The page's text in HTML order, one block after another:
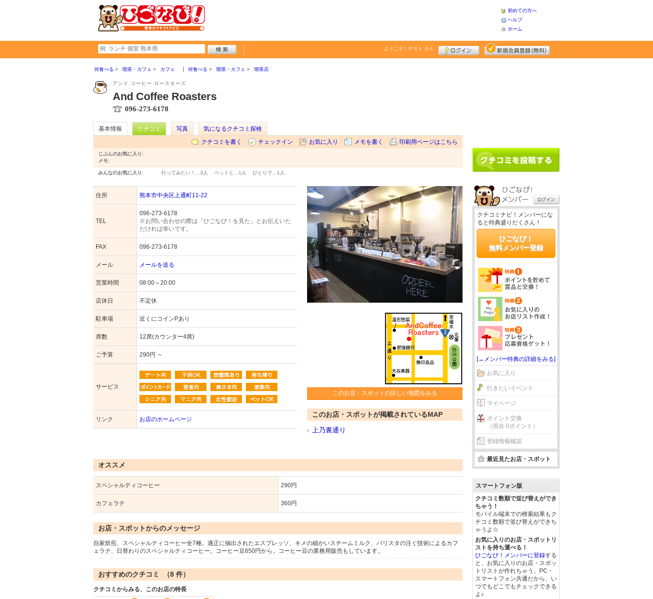
初めての方へ
ヘルプ
ホーム
ようこそ！ ゲスト さん
何食べる 喫茶・カフェ カフェ 何食べる 喫茶・カフェ 喫茶店
アンド コーヒー ロースターズ
And Coffee Roasters
096-273-6178
基本情報 クチコミ 写真
気になるクチコミ探検
クチコミを書く
チェックイン お気に入り メモを書く 印刷用ページはこちら
じぶんのお気に入り:
メモ:
みんなのお気に入り: 行ってみたい！… 3人 ペットと… 1人 ひとりで… 1人
住所 熊本市中央区上通町11-22
TEL
096-273-6178
※お問い合わせの際は「ひごなび！を見た」とお伝えいた
だければ幸いです。
FAX 096-273-6178
メール メールを送る
営業時間 08:00～20:00
店休日 不定休
駐車場 近くにコインPあり
席数 12席(カウンター4席)
ご予算 290円 ～
サービス
リンク お店のホームページ
このお店・スポットの詳しい地図をみる
このお店・スポットが掲載されているMAP
上乃裏通り
オススメ
スペシャルティコーヒー 290円
カフェラテ 360円
お店・スポットからのメッセージ
自家焙煎、スペシャルティコーヒー全7種。適正に抽出されたエスプレッソ、キメの細かいスチームミルク、バリスタの注ぐ技術によるカフ
ェラテ、日替わりのスペシャルティコーヒー。コーヒー豆650円から。コーヒー豆の業務用販売もしています。
おすすめのクチコミ （8 件）
クチコミからみる、このお店の特長
クチコミナビ！メンバーにな
ると特典盛りだくさん！
ひごなび！
無料メンバー登録
[→メンバー特典の詳細をみる]
お気に入り
行きたいイベント
マイページ
ポイント交換
（現在 0ポイント）
登録情報確認
最近見たお店・スポット
スマートフォン版
クチコミ数順で並び替えができ
ちゃう！
モバイル端末での検索結果もク
チコミ数順で並び替えができち
ゃうよ☆
お気に入りのお店・スポットリ
ストを持ち運べる！
ひごなび！メンバーに登録する
と、お気に入りのお店・スポッ
トリストが作れちゃう。PC・
スマートフォン共通だから、い
つでもどこでもチェックできる
よ♪